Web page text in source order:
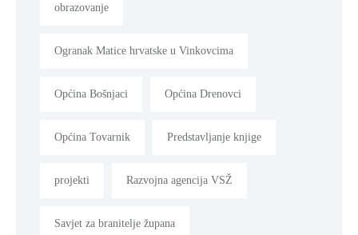
obrazovanje
Ogranak Matice hrvatske u Vinkovcima
Općina Bošnjaci Općina Drenovci
Općina Tovarnik Predstavljanje knjige
projekti Razvojna agencija VSŽ
Savjet za branitelje župana